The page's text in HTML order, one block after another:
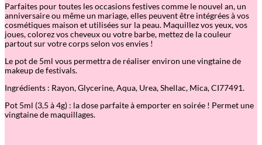
Parfaites pour toutes les occasions festives comme le nouvel an, un
anniversaire ou même un mariage, elles peuvent être intégrées à vos
cosmétiques maison et utilisées sur la peau. Maquillez vos yeux, vos
joues, colorez vos cheveux ou votre barbe, mettez de la couleur
partout sur votre corps selon vos envies !
Le pot de 5ml vous permettra de réaliser environ une vingtaine de
makeup de festivals.
Ingrédients : Rayon, Glycerine, Aqua, Urea, Shellac, Mica, CI77491.
Pot 5ml (3,5 à 4g) : la dose parfaite à emporter en soirée ! Permet une
vingtaine de maquillages.